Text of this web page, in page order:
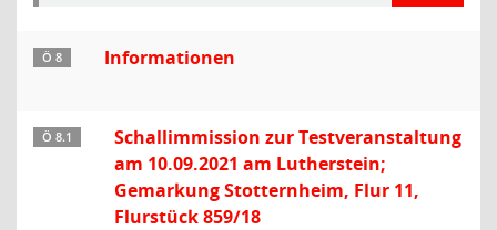
Ö 8 Informationen
Ö 8.1
Schallimmission zur Testveranstaltung
am 10.09.2021 am Lutherstein;
Gemarkung Stotternheim, Flur 11,
Flurstück 859/18